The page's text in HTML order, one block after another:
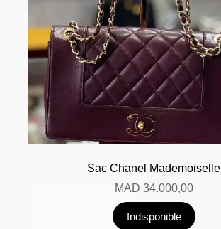
Sac Chanel Mademoiselle
MAD 34.000,00
Indisponible